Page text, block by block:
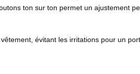
ton sur ton permet un ajustement
évitant les irritations pour un